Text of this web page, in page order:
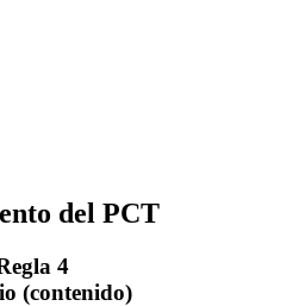
del PCT
4
(contenido)